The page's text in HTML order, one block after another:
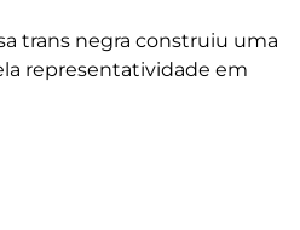
trans negra construiu uma
representatividade em